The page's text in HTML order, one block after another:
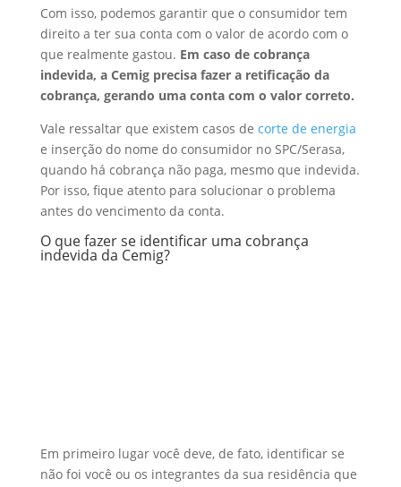
Com isso, podemos garantir que o consumidor tem
direito a ter sua conta com o valor de acordo com o
que realmente gastou. Em caso de cobrança
indevida, a Cemig precisa fazer a retificação da
cobrança, gerando uma conta com o valor correto.
Vale ressaltar que existem casos de corte de energia
e inserção do nome do consumidor no SPC/Serasa,
quando há cobrança não paga, mesmo que indevida.
Por isso, fique atento para solucionar o problema
antes do vencimento da conta.
O que fazer se identificar uma cobrança
indevida da Cemig?
Em primeiro lugar você deve, de fato, identificar se
não foi você ou os integrantes da sua residência que